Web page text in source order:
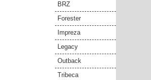
BRZ
Forester
Impreza
Legacy
Outback
Tribeca